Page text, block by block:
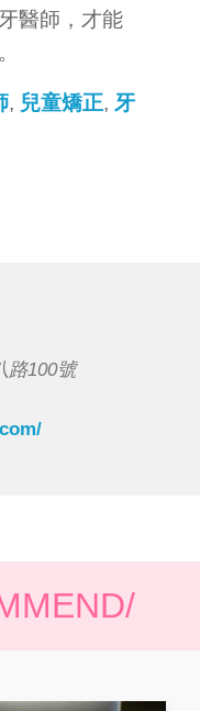
醫師，才能
, 兒童矯正, 牙
路100號